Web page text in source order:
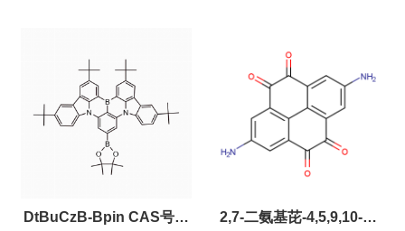
DtBuCzB-Bpin CAS号： 2,7-二氨基芘-4,5,9,10-四